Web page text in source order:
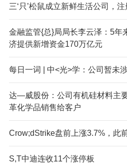
三‘只’松鼠成立新鲜生活公司，
金融监管{总}局局长李云泽：5年
济提供新增资金170万亿元
每日一词 | 中<光>学：公司暂未
达—威股份：公司有机硅材料主
革化学品销售给客户
Crow;dStrike盘前上涨3.7%，此
S,T中迪连收11个涨停板